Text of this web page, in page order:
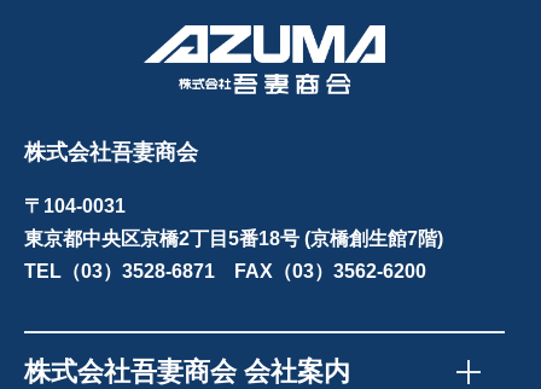
株式会社吾妻商会
〒104-0031
東京都中央区京橋2丁目5番18号 (京橋創生館7階)
TEL（03）3528-6871 FAX（03）3562-6200
株式会社吾妻商会 会社案内